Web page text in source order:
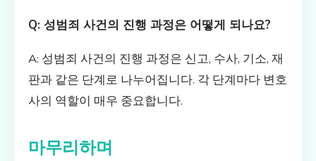
Q: 성범죄 사건의 진행 과정은 어떻게 되나요?
A: 성범죄 사건의 진행 과정은 신고, 수사, 기소, 재
판과 같은 단계로 나누어집니다. 각 단계마다 변호
사의 역할이 매우 중요합니다.
마무리하며